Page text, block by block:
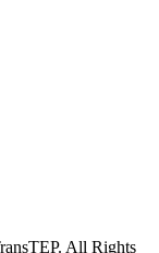
All Rights